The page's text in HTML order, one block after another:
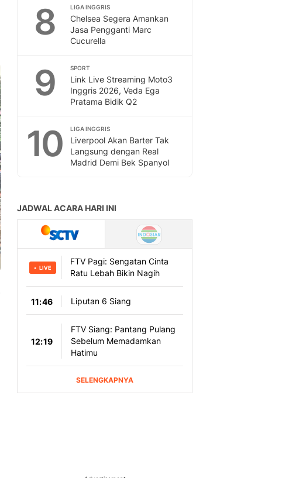
8 LIGA INGGRIS
Chelsea Segera Amankan
Jasa Pengganti Marc
Cucurella
9 SPORT
Link Live Streaming Moto3
Inggris 2026, Veda Ega
Pratama Bidik Q2
10 LIGA INGGRIS
Liverpool Akan Barter Tak
Langsung dengan Real
Madrid Demi Bek Spanyol